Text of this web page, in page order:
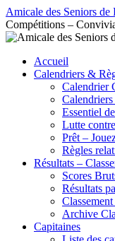
Aller
au
contenu
Amicale des Seniors de
Compétitions –
Accueil
Calendriers &
Calendrier
Essentiel
Lutte
Prêt –
Règles
Résultats –
Scores
Résultats
Archive
Capitaines